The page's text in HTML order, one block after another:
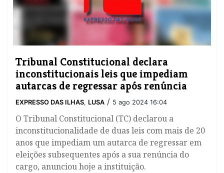
Tribunal Constitucional declara
inconstitucionais leis que impediam
autarcas de regressar após renúncia
EXPRESSO DAS ILHAS, LUSA / 5 ago 2024 16:04
O Tribunal Constitucional (TC) declarou a
inconstitucionalidade de duas leis com mais de 20
anos que impediam um autarca de regressar em
eleições subsequentes após a sua renúncia do
cargo, anunciou hoje a instituição.